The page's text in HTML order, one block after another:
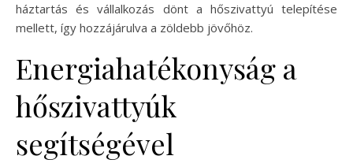
háztartás és vállalkozás dönt a hőszivattyú telepítése
mellett, így hozzájárulva a zöldebb jövőhöz.
Energiahatékonyság a
hőszivattyúk
segítségével